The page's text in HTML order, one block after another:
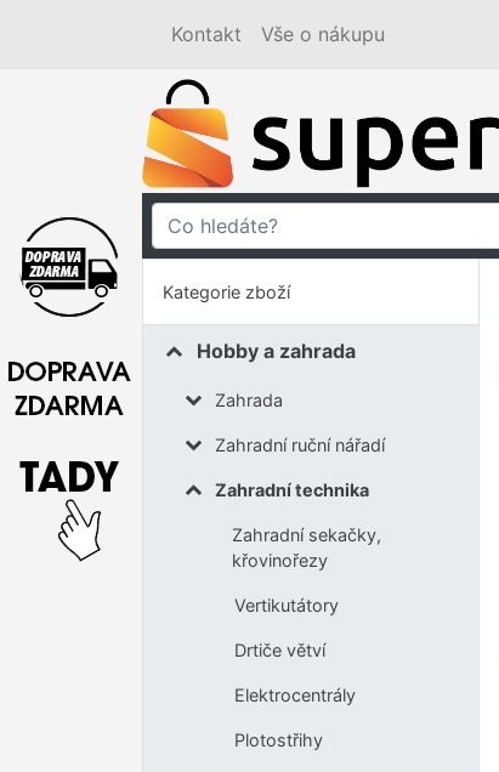
Kontakt Vše o nákupu
Kategorie zboží
Hobby a zahrada
Zahrada
Zahradní ruční nářadí
Zahradní technika
Zahradní sekačky,
křovinořezy
Vertikutátory
Drtiče větví
Elektrocentrály
Plotostřihy